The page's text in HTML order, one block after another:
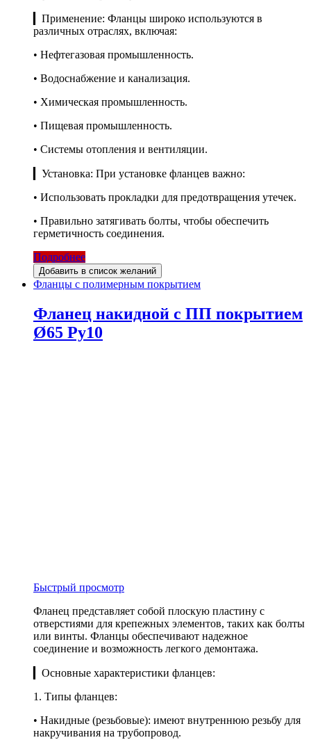
▎Применение: Фланцы широко используются в
различных отраслях, включая:
• Нефтегазовая промышленность.
• Водоснабжение и канализация.
• Химическая промышленность.
• Пищевая промышленность.
• Системы отопления и вентиляции.
▎Установка: При установке фланцев важно:
• Использовать прокладки для предотвращения утечек.
• Правильно затягивать болты, чтобы обеспечить
герметичность соединения.
Подробнее
Добавить в список желаний
Фланцы с полимерным покрытием
Фланец накидной с ПП покрытием
Ø65 Ру10
Быстрый просмотр
Фланец представляет собой плоскую пластину с
отверстиями для крепежных элементов, таких как болты
или винты. Фланцы обеспечивают надежное
соединение и возможность легкого демонтажа.
▎Основные характеристики фланцев:
1. Типы фланцев:
• Накидные (резьбовые): имеют внутреннюю резьбу для
накручивания на трубопровод.